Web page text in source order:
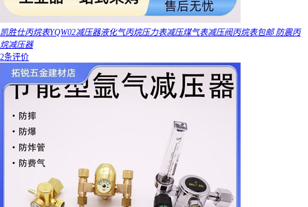
凯胜仕丙烷表YQW02减压器液化气丙烷压力表减压煤气表减压阀丙烷表包邮 防震丙
烷减压器
2条评价